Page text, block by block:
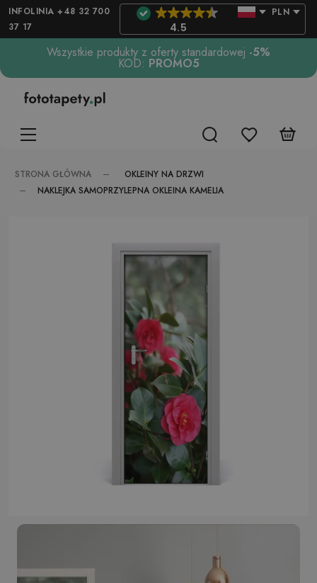
INFOLINIA +48 32 700
37 17
4.5
PLN
Wszystkie produkty z oferty standardowej -5%
KOD: PROMO5
STRONA GŁÓWNA
OKLEINY NA DRZWI
NAKLEJKA SAMOPRZYLEPNA OKLEINA KAMELIA